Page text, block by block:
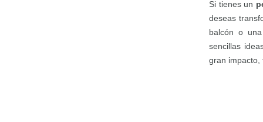
Si tienes un
deseas
balcón o
sencillas
gran impacto,